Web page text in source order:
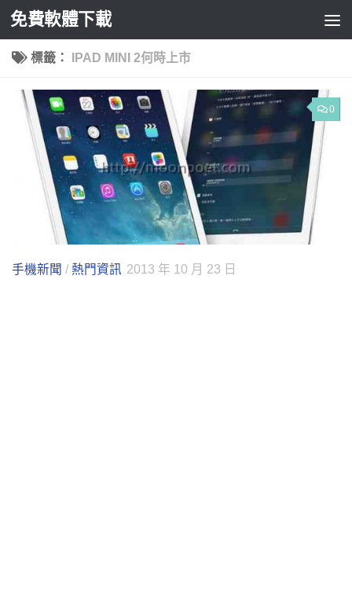
Skip to content
免費軟體下載
標籤： IPAD MINI 2何時上市
0
手機新聞 / 熱門資訊 2013 年 10 月 23 日